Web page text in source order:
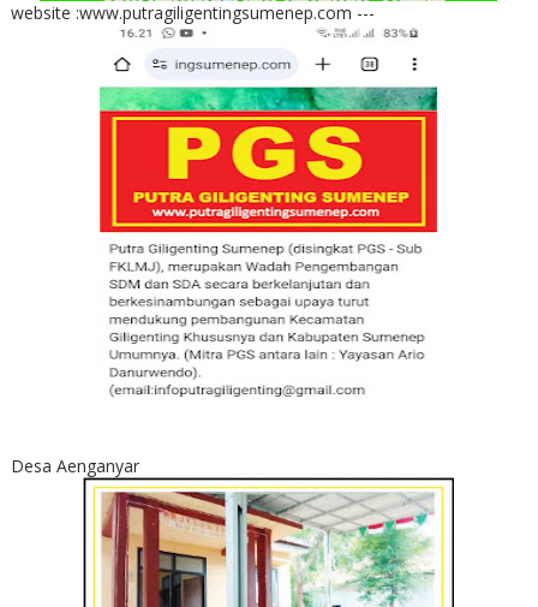
website :www.putragiligentingsumenep.com ---
Desa Aenganyar